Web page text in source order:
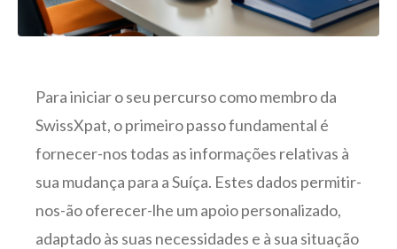
Para iniciar o seu percurso como membro da
SwissXpat, o primeiro passo fundamental é
fornecer-nos todas as informações relativas à
sua mudança para a Suíça. Estes dados permitir-
nos-ão oferecer-lhe um apoio personalizado,
adaptado às suas necessidades e à sua situação